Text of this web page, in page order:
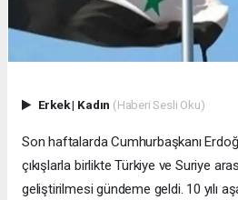
Erkek| Kadın (Haberi Sesli Oku)
Son haftalarda Cumhurbaşkanı
çıkışlarla birlikte Türkiye ve Suriye
geliştirilmesi gündeme geldi. 10 yılı